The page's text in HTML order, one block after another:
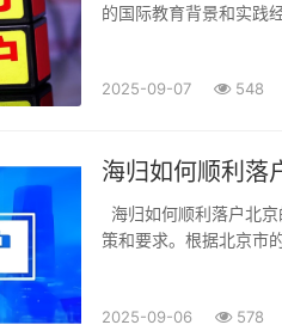
的国际教育背景和实践
2025-09-07 548
海归如何顺利落
策和要求。根据北京市
2025-09-06 578